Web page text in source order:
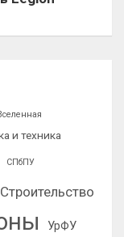
и техника
СПбПУ
Строительство
УрФУ